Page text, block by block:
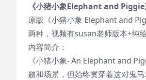
《小猪小象Elephant and
原版《小猪小象 Elephant and
两种，视频有susan老师版本+纯
内容简介：
《小猪小象- An Elephant and
题和场景，但始终贯穿着这对鬼